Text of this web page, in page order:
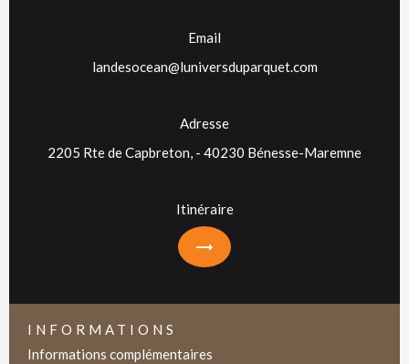
Email
landesocean@luniversduparquet.com
Adresse
2205 Rte de Capbreton, - 40230 Bénesse-Maremne
Itinéraire
INFORMATIONS
Informations complémentaires